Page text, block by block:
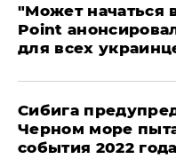
"Может начаться
Point
для всех
Сибига
Черном море
события 2022 года